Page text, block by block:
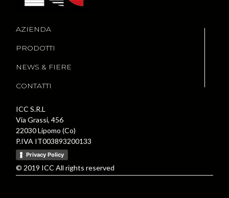
AZIENDA
PRODOTTI
NEWS & FIERE
CONTATTI
ICC S.R.L
Via Grassi, 456
22030 Lipomo (Co)
P.IVA IT003893200133
Privacy Policy
© 2019 ICC All rights reserved